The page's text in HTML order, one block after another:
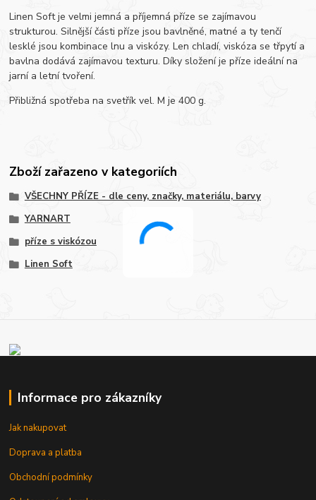
Linen Soft je velmi jemná a příjemná příze se zajímavou
strukturou. Silnější části příze jsou bavlněné, matné a ty tenčí
lesklé jsou kombinace lnu a viskózy. Len chladí, viskóza se třpytí a
bavlna dodává zajímavou texturu. Díky složení je příze ideální na
jarní a letní tvoření.
Přibližná spotřeba na svetřík vel. M je 400 g.
Zboží zařazeno v kategoriích
VŠECHNY PŘÍZE - dle ceny, značky, materiálu, barvy
YARNART
příze s viskózou
Linen Soft
Informace pro zákazníky
Jak nakupovat
Doprava a platba
Obchodní podmínky